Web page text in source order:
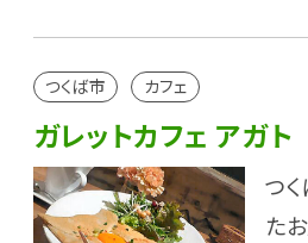
つくば市 カフェ
ガレットカフェ アガト
つ
た